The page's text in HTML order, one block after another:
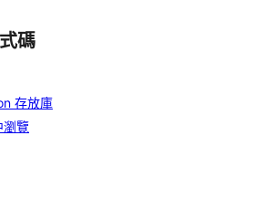
碼
存放庫
瀏覽